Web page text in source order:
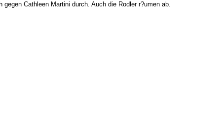
Cathleen Martini durch. Auch die Rodler r?umen ab.